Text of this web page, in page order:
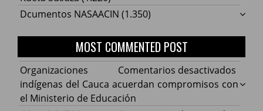
Dcumentos NASAACIN (1.350)
MOST COMMENTED POST
Comentarios desactivados
Organizaciones
indígenas del Cauca acuerdan compromisos con
el Ministerio de Educación